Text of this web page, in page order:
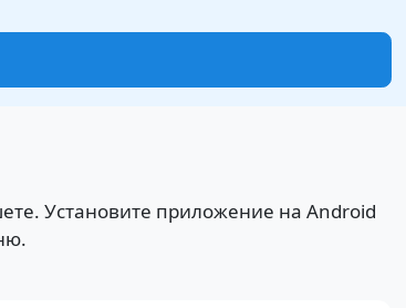
Установите приложение на Android